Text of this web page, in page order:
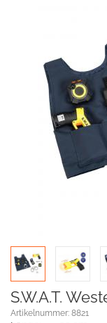
S.W.A.T.
Artikelnummer: 8821